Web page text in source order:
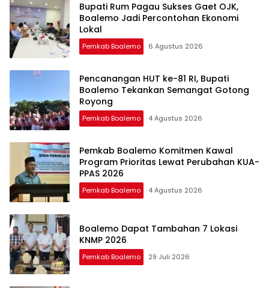
Bupati Rum Pagau Sukses Gaet OJK,
Boalemo Jadi Percontohan Ekonomi
Lokal
Pemkab Boalemo 6 Agustus 2026
Pencanangan HUT ke-81 RI, Bupati
Boalemo Tekankan Semangat Gotong
Royong
Pemkab Boalemo 4 Agustus 2026
Pemkab Boalemo Komitmen Kawal
Program Prioritas Lewat Perubahan KUA-
PPAS 2026
Pemkab Boalemo 4 Agustus 2026
Boalemo Dapat Tambahan 7 Lokasi
KNMP 2026
Pemkab Boalemo 29 Juli 2026